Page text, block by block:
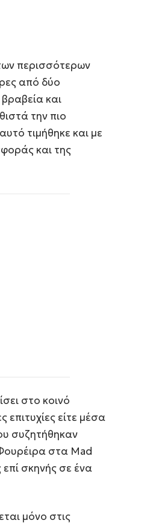
περισσότερων
από δύο
και
την πιο
τιμήθηκε και με
και της
στο κοινό
επιτυχίες είτε μέσα
συζητήθηκαν
στα Mad
σκηνής σε ένα
μόνο στις